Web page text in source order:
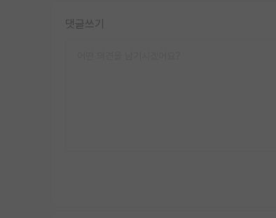
댓글쓰기